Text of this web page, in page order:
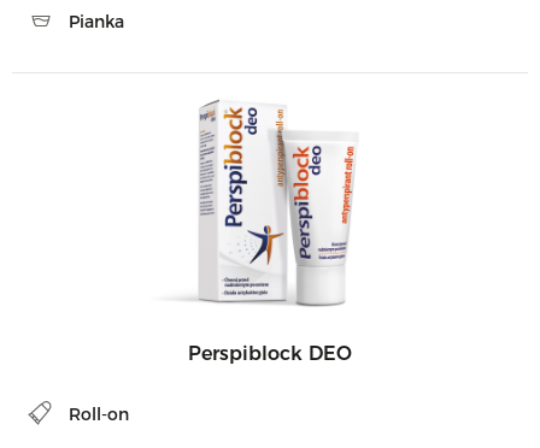
Pianka
Perspiblock DEO
Roll-on